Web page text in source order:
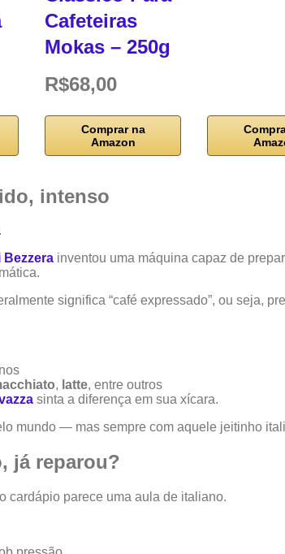
Cafeteiras
Mokas – 250g
R$68,00
Comprar na
Amazon
intenso
Bezzera inventou uma máquina capaz de
significa “café expressado”, ou seja,
, latte, entre outros
sinta a diferença em sua xícara.
mundo — mas sempre com aquele jeitinho
já reparou?
cardápio parece uma aula de italiano.